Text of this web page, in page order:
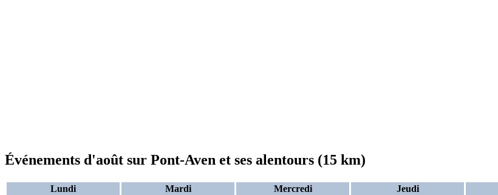
Événements d'août sur Pont-Aven et ses alentours (15 km)
Lundi Mardi Mercredi Jeudi